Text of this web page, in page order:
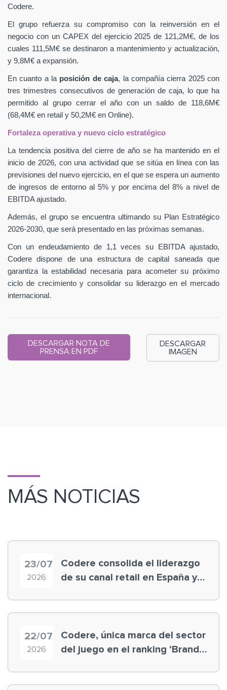
Codere.
El grupo refuerza su compromiso con la reinversión en el
negocio con un CAPEX del ejercicio 2025 de 121,2M€, de los
cuales 111,5M€ se destinaron a mantenimiento y actualización,
y 9,8M€ a expansión.
En cuanto a la posición de caja, la compañía cierra 2025 con
tres trimestres consecutivos de generación de caja, lo que ha
permitido al grupo cerrar el año con un saldo de 118,6M€
(68,4M€ en retail y 50,2M€ en Online).
Fortaleza operativa y nuevo ciclo estratégico
La tendencia positiva del cierre de año se ha mantenido en el
inicio de 2026, con una actividad que se sitúa en línea con las
previsiones del nuevo ejercicio, en el que se espera un aumento
de ingresos de entorno al 5% y por encima del 8% a nivel de
EBITDA ajustado.
Además, el grupo se encuentra ultimando su Plan Estratégico
2026-2030, que será presentado en las próximas semanas.
Con un endeudamiento de 1,1 veces su EBITDA ajustado,
Codere dispone de una estructura de capital saneada que
garantiza la estabilidad necesaria para acometer su próximo
ciclo de crecimiento y consolidar su liderazgo en el mercado
internacional.
DESCARGAR NOTA DE
PRENSA EN PDF
DESCARGAR
IMAGEN
MÁS NOTICIAS
23/07
2026
Codere consolida el liderazgo
de su canal retail en España y
22/07
2026
Codere, única marca del sector
del juego en el ranking ‘Brand